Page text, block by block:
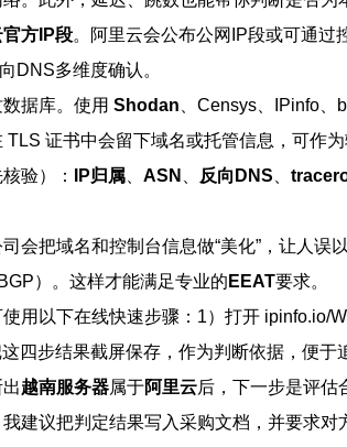
官方IP段。阿里云会公布公网IP段或可通过
DNS多维度确认。
据库。使用 Shodan 、Censys、IPinfo
证书中会留下域名或托管信息，可作为
验）：
IP归属 ASN 反向DNS
会把域名和控制台信息做“美化”，让人
）。这样才能满足专业的 EEAT要求。
用以下在线快速步骤：1）打开 ipinfo.io/
四步结果截屏保存，作为判断依据，便于
越南服务器属于阿里云后，下一步是评估
建议把判定结果写入采购文档，并要求对